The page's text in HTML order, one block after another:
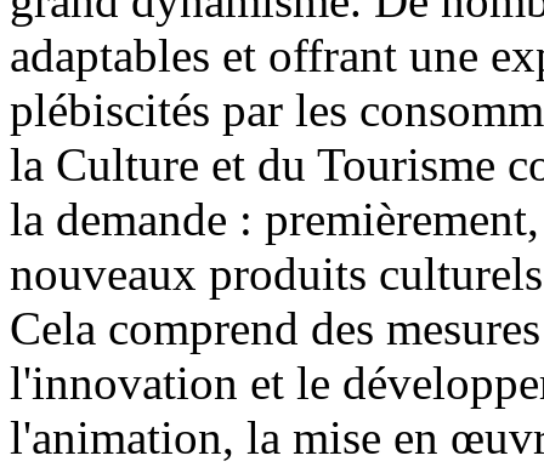
adaptables et offrant une
plébiscités par les
la Culture et du Tourisme
la demande :
nouveaux produits
Cela comprend des
l'innovation et le
l'animation, la mise en